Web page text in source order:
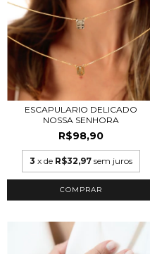
ESCAPULARIO DELICADO
NOSSA SENHORA
R$98,90
3 x de R$32,97 sem juros
COMPRAR